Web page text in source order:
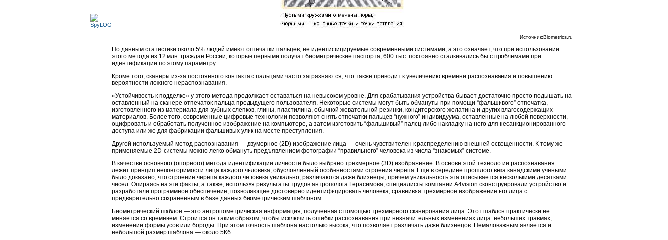
Источник:Biometrics.ru
По данным статистики около 5% людей имеют отпечатки пальцев, не идентифицируемые современными системами, а это означает, что при использовании
этого метода из 12 млн. граждан России, которые первыми получат биометрические паспорта, 600 тыс. постоянно сталкивались бы с проблемами при
идентификации по этому параметру.
Кроме того, сканеры из-за постоянного контакта с пальцами часто загрязняются, что также приводит к увеличению времени распознавания и повышению
вероятности ложного нераспознавания.
«Устойчивость к подделке» у этого метода продолжает оставаться на невысоком уровне. Для срабатывания устройства бывает достаточно просто подышать на
оставленный на сканере отпечаток пальца предыдущего пользователя. Некоторые системы могут быть обмануты при помощи “фальшивого” отпечатка,
изготовленного из материала для зубных слепков, глины, пластилина, обычной жевательной резинки, кондитерского желатина и других влагосодержащих
материалов. Более того, современные цифровые технологии позволяют снять отпечатки пальцев “нужного” индивидуума, оставленные на любой поверхности,
оцифровать и обработать полученное изображение на компьютере, а затем изготовить “фальшивый” палец либо накладку на него для несанкционированного
доступа или же для фабрикации фальшивых улик на месте преступления.
Другой используемый метод распознавания — двумерное (2D) изображение лица — очень чувствителен к распределению внешней освещенности. К тому же
применяемые 2D-системы можно легко обмануть предъявлением фотографии “правильного” человека из числа “знакомых” системе.
В качестве основного (опорного) метода идентификации личности было выбрано трехмерное (3D) изображение. В основе этой технологии распознавания
лежит принцип неповторимости лица каждого человека, обусловленный особенностями строения черепа. Еще в середине прошлого века канадскими учеными
было доказано, что строение черепа каждого человека уникально, различаются даже близнецы, причем уникальность эта описывается несколькими десятками
чисел. Опираясь на эти факты, а также, используя результаты трудов антрополога Герасимова, специалисты компании A4vision сконструировали устройство и
разработали программное обеспечение, позволяющее достоверно идентифицировать человека, сравнивая трехмерное изображение его лица с
предварительно сохраненным в базе данных биометрическим шаблоном.
Биометрический шаблон — это антропометрическая информация, полученная с помощью трехмерного сканирования лица. Этот шаблон практически не
меняется со временем. Строится он таким образом, чтобы исключить ошибки распознавания при незначительных изменениях лица: небольших травмах,
изменении формы усов или бороды. При этом точность шаблона настолько высока, что позволяет различать даже близнецов. Немаловажным является и
небольшой размер шаблона — около 5Кб.